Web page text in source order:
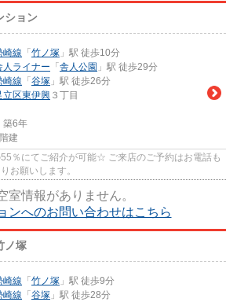
ション
崎線 「 竹ノ塚 」駅 徒歩10分
人ライナー 「 舎人公園 」駅 徒歩29分
崎線 「 谷塚 」駅 徒歩26分
立区東伊興 ３丁目
築6年
建
％にてご紹介が可能☆ ご来店のご予約はお電話も
お願いします。
室情報がありません。
ンへのお問い合わせはこちら
ノ塚
崎線 「 竹ノ塚 」駅 徒歩9分
崎線 「 谷塚 」駅 徒歩28分